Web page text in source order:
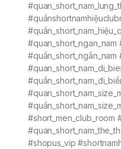
#short_men_club_room
#shopus_vip